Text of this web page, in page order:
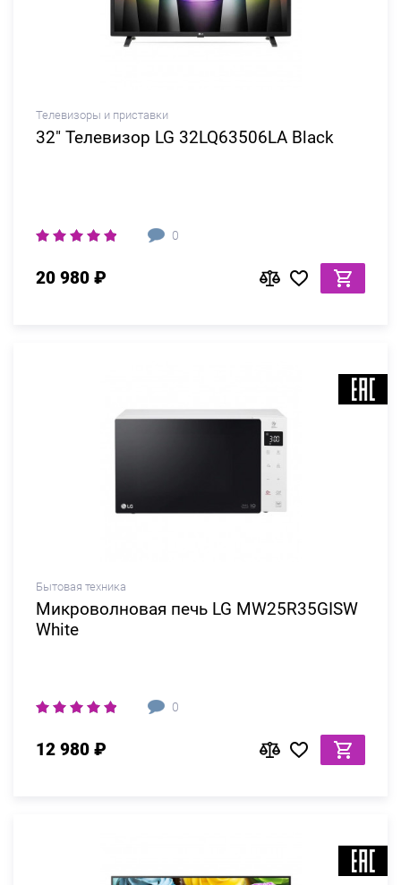
Телевизоры и приставки
32" Телевизор LG 32LQ63506LA Black
0
20 980 ₽
Бытовая техника
Микроволновая печь LG MW25R35GISW
White
0
12 980 ₽